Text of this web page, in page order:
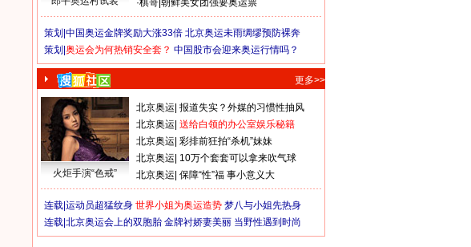
·棋哥 朝鲜美女团强要奥运票
策划| 中国奥运金牌奖励大涨33倍 北京奥运未雨绸缪预防裸奔
策划| 奥运会为何热销安全套？ 中国股市会迎来奥运行情吗？
更多>>
火炬手演“色戒”
北京奥运 报道失实？外媒的习惯性抽风
北京奥运 送给白领的办公室娱乐秘籍
北京奥运 彩排前狂拍“杀机”妹妹
北京奥运 10万个套套可以拿来吹气球
北京奥运 保障“性”福 事小意义大
连载| 运动员超猛纹身 世界小姐为奥运造势 梦八与小姐先热身
连载| 北京奥运会上的双胞胎 金牌衬娇妻美丽 当野性遇到时尚